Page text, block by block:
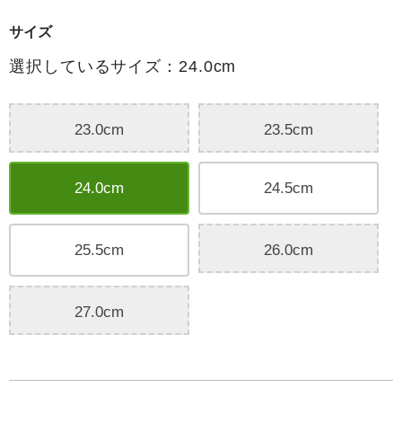
サイズ
選択しているサイズ：24.0cm
23.0cm 23.5cm
24.0cm 24.5cm
25.5cm 26.0cm
27.0cm